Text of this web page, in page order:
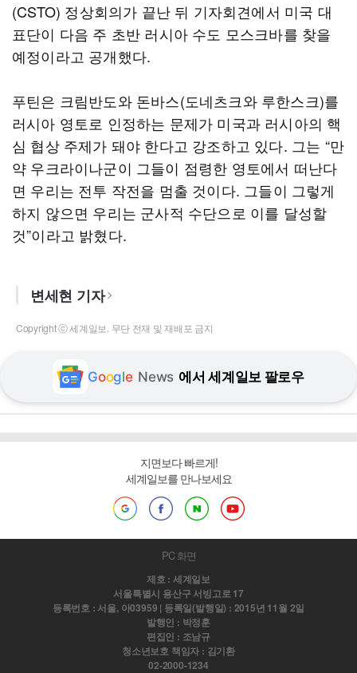
(CSTO) 정상회의가 끝난 뒤 기자회견에서 미국 대
표단이 다음 주 초반 러시아 수도 모스크바를 찾을
예정이라고 공개했다.
푸틴은 크림반도와 돈바스(도네츠크와 루한스크)를
러시아 영토로 인정하는 문제가 미국과 러시아의 핵
심 협상 주제가 돼야 한다고 강조하고 있다. 그는 “만
약 우크라이나군이 그들이 점령한 영토에서 떠난다
면 우리는 전투 작전을 멈출 것이다. 그들이 그렇게
하지 않으면 우리는 군사적 수단으로 이를 달성할
것”이라고 밝혔다.
변세현 기자
Copyright ⓒ 세계일보. 무단 전재 및 재배포 금지
Google News 에서 세계일보 팔로우
지면보다 빠르게!
세계일보를 만나보세요
PC 화면
제호 : 세계일보
서울특별시 용산구 서빙고로 17
등록번호 : 서울, 아03959 | 등록일(발행일) : 2015년 11월 2일
발행인 : 박정훈
편집인 : 조남규
청소년보호 책임자 : 김기환
02-2000-1234